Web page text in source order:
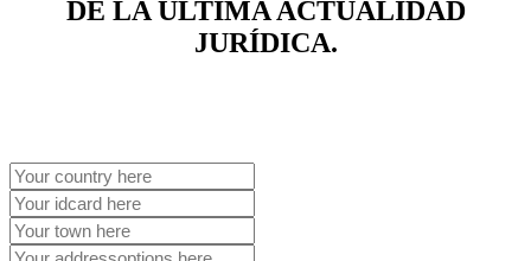
DE LA ÚLTIMA ACTUALIDAD
JURÍDICA.